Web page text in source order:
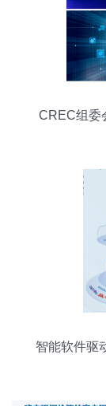
CREC组委
智能软件驱